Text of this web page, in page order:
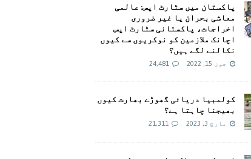
پاکستان میں سٹارٹ اپس: عالمی
معاشی بحران یا غیر ضروری
اخراجات، پاکستانی سٹارٹ اپس
اچانک ملازمین کو نوکریوں سے کیوں
نکالنے لگے ہیں؟
جون 15, 2022 24,481
کولمبیا دریائی گھوڑے بھارت کیوں
بھیجنا چاہتا ہے؟
مارچ 3, 2023 21,311